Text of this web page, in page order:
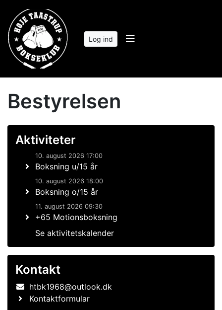
Log ind
Bestyrelsen
Aktiviteter
10. august 2026 17:00
Boksning u/15 år
10. august 2026 18:00
Boksning o/15 år
11. august 2026 09:30
+65 Motionsboksning
Se aktivitetskalender
Kontakt
htbk1968@outlook.dk
Kontaktformular